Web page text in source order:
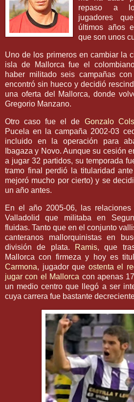
repaso a
jugadores
últimos años
que son unos
Uno de los primeros en cambiar la
isla de
Mallorca fue el
haber militado seis campañas
encontró sin hueco y decidió
una oferta del
Mallorca, donde
Gregorio Manzano.
Otro caso fue el de Gonzalo
Pucela en la campaña 2002-03
incluido en la operación para
Ibagaza y Novo. Aunque su cesión
a jugar 32 partidos, su temporada
tramo final perdió la titularidad
mejoró mucho por cierto) y se
un año antes.
En el año 2005-06, las relaciones
Valladolid
que militaba en
fluidas. Tanto que en el conjunto
canteranos
mallorquinistasen
división de plata.
Ramis, que
Mallorca con firmeza y hoy es
Carmona, jugador que ostenta el
jugar con el
Mallorca con apenas
un medio centro que llegó a ser
cuya carrera fue bastante